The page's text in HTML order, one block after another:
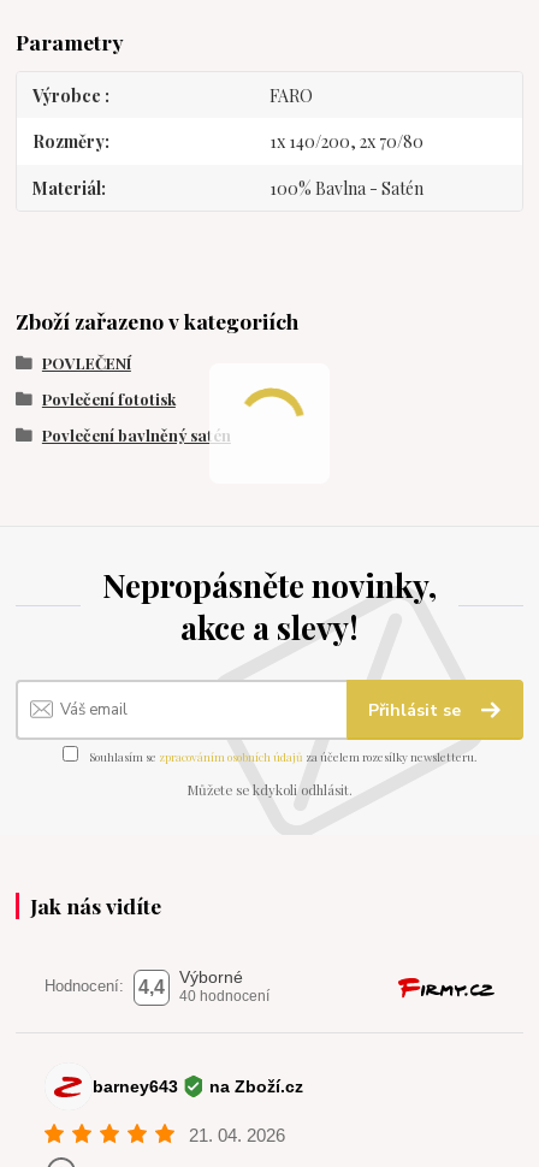
Parametry
Výrobce FARO
Rozměry 1x 140/200, 2x 70/80
Materiál 100% Bavlna - Satén
Zboží zařazeno v kategoriích
POVLEČENÍ
Povlečení fototisk
Povlečení bavlněný satén
Nepropásněte novinky,
akce a slevy!
Přihlásit se
Souhlasím se zpracováním osobních údajů za účelem rozesílky newsletteru.
Můžete se kdykoli odhlásit.
Jak nás vidíte